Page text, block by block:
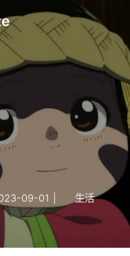
09-01
生活